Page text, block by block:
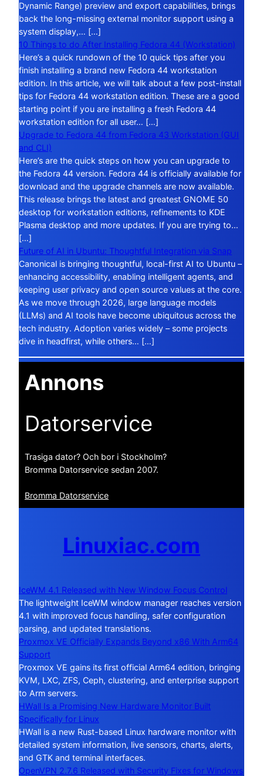
Dynamic Range) preview and export capabilities, brings
back the long-missing external monitor support using a
system display,… […]
10 Things to do After Installing Fedora 44 (Workstation)
Here’s a quick rundown of the 10 quick tips after you
finish installing a brand new Fedora 44 workstation
edition. In this article, we will talk about a few post-install
tips for Fedora 44 workstation edition. These are a good
starting point if you are installing a fresh Fedora 44
workstation edition for all user… […]
Upgrade to Fedora 44 from Fedora 43 Workstation (GUI
and CLI)
Here’s are the quick steps on how you can upgrade to
the Fedora 44 version. Fedora 44 is officially available for
download and the upgrade channels are now available.
This release brings the latest and greatest GNOME 50
desktop for workstation editions, refinements to KDE
Plasma desktop and more updates. If you are trying to…
[…]
Future of AI in Ubuntu: Thoughtful Integration via Snap
Canonical is bringing thoughtful, local-first AI to Ubuntu –
enhancing accessibility, enabling intelligent agents, and
keeping user privacy and open source values at the core.
As we move through 2026, large language models
(LLMs) and AI tools have become ubiquitous across the
tech industry. Adoption varies widely – some projects
dive in headfirst, while others… […]
Annons
Datorservice
Trasiga dator? Och bor i Stockholm?
Bromma Datorservice sedan 2007.
Bromma Datorservice
Linuxiac.com
IceWM 4.1 Released with New Window Focus Control
The lightweight IceWM window manager reaches version
4.1 with improved focus handling, safer configuration
parsing, and updated translations.
Proxmox VE Officially Expands Beyond x86 With Arm64
Support
Proxmox VE gains its first official Arm64 edition, bringing
KVM, LXC, ZFS, Ceph, clustering, and enterprise support
to Arm servers.
HWall Is a Promising New Hardware Monitor Built
Specifically for Linux
HWall is a new Rust-based Linux hardware monitor with
detailed system information, live sensors, charts, alerts,
and GTK and terminal interfaces.
OpenVPN 2.7.6 Released with Security Fixes for Windows